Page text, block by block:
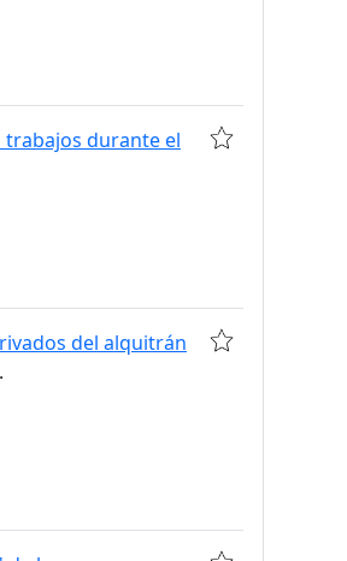
trabajos durante el
del alquitrán